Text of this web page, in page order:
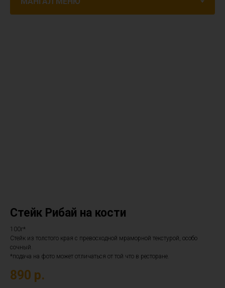
Стейк Рибай на кости
100г*
Стейк из толстого края с превосходной мраморной текстурой, особо
сочный.
*подача на фото может отличаться от той что в ресторане.
890 р.